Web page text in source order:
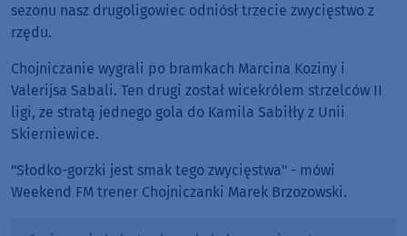
sezonu nasz drugoligowiec odniósł trzecie zwycięstwo z
rzędu.
Chojniczanie wygrali po bramkach Marcina Koziny i
Valerijsa Sabali. Ten drugi został wicekrólem strzelców II
ligi, ze stratą jednego gola do Kamila Sabiłły z Unii
Skierniewice.
"Słodko-gorzki jest smak tego zwycięstwa" - mówi
Weekend FM trener Chojniczanki Marek Brzozowski.